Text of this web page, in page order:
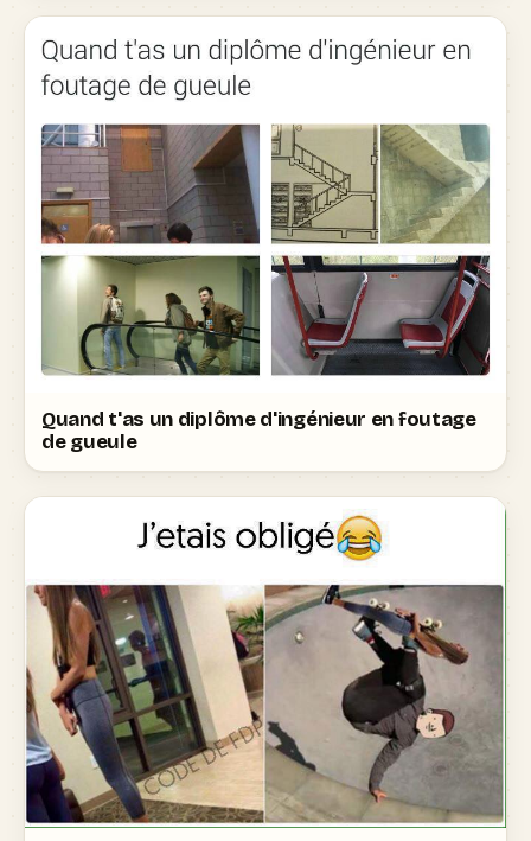
Quand t'as un diplôme d'ingénieur en foutage
de gueule